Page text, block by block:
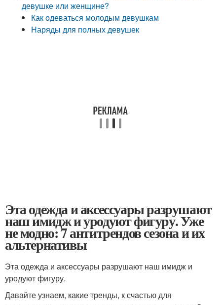
девушке или женщине?
Как одеваться молодым девушкам
Наряды для полных девушек
Эта одежда и аксессуары разрушают
наш имидж и уродуют фигуру. Уже
не модно: 7 антитрендов сезона и их
альтернативы
Эта одежда и аксессуары разрушают наш имидж и
уродуют фигуру.
Давайте узнаем, какие тренды, к счастью для